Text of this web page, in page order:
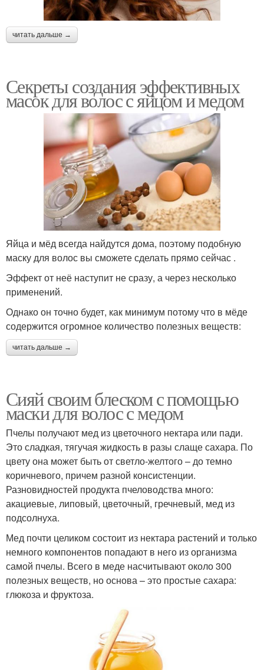
читать дальше →
Секреты создания эффективных
масок для волос с яйцом и медом
Яйца и мёд всегда найдутся дома, поэтому подобную
маску для волос вы сможете сделать прямо сейчас .
Эффект от неё наступит не сразу, а через несколько
применений.
Однако он точно будет, как минимум потому что в мёде
содержится огромное количество полезных веществ:
читать дальше →
Сияй своим блеском с помощью
маски для волос с медом
Пчелы получают мед из цветочного нектара или пади.
Это сладкая, тягучая жидкость в разы слаще сахара. По
цвету она может быть от светло-желтого – до темно
коричневого, причем разной консистенции.
Разновидностей продукта пчеловодства много:
акациевые, липовый, цветочный, гречневый, мед из
подсолнуха.
Мед почти целиком состоит из нектара растений и только
немного компонентов попадают в него из организма
самой пчелы. Всего в меде насчитывают около 300
полезных веществ, но основа – это простые сахара:
глюкоза и фруктоза.